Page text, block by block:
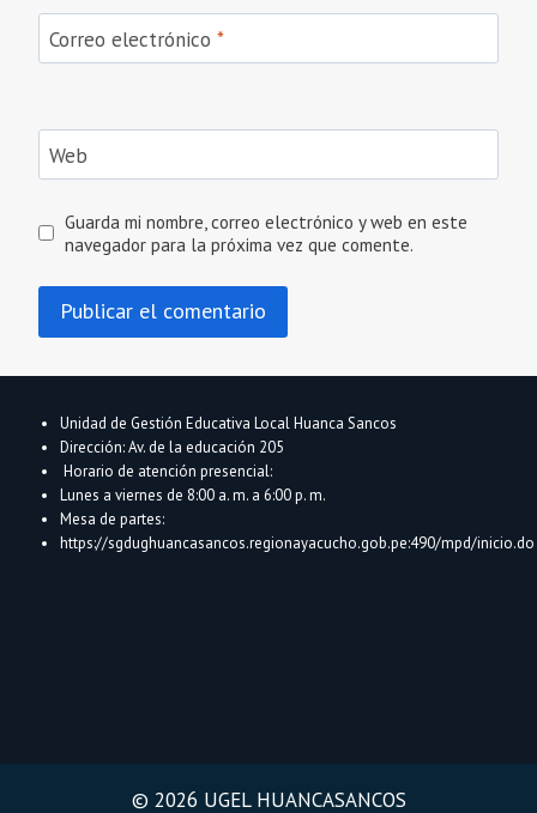
Correo electrónico *
Web
Guarda mi nombre, correo electrónico y web en este
navegador para la próxima vez que comente.
Unidad de Gestión Educativa Local Huanca Sancos
Dirección: Av. de la educación 205
Horario de atención presencial:
Lunes a viernes de 8:00 a. m. a 6:00 p. m.
Mesa de partes:
https://sgdughuancasancos.regionayacucho.gob.pe:490/mpd/inicio.do
© 2026 UGEL HUANCASANCOS